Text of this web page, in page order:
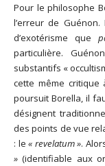
Pour le philosophe
l’erreur de
d’exotérisme que
particulière.
substantifs «
cette même critique
poursuit Borella, il
désignent
des points de vue
: le « revelatum ».
» (identifiable aux